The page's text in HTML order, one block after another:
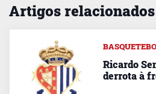
Artigos relacionados
Ricardo
derrota à